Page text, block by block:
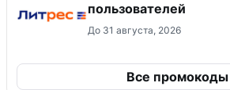
пользователей
До 31 августа, 2026
Все промокоды